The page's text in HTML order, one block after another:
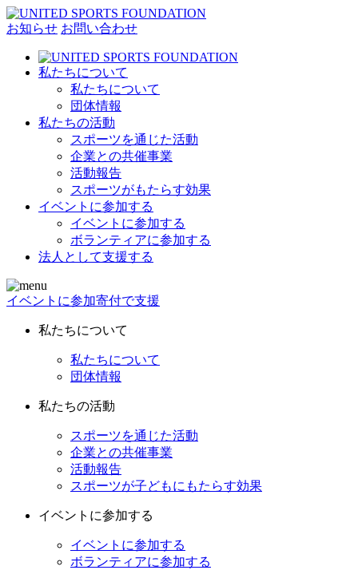
お知らせ お問い合わせ
私たちについて
私たちについて
団体情報
私たちの活動
スポーツを通じた活動
企業との共催事業
活動報告
スポーツがもたらす効果
イベントに参加する
イベントに参加する
ボランティアに参加する
法人として支援する
イベントに参加寄付で支援
私たちについて
私たちについて
団体情報
私たちの活動
スポーツを通じた活動
企業との共催事業
活動報告
スポーツが子どもにもたらす効果
イベントに参加する
イベントに参加する
ボランティアに参加する